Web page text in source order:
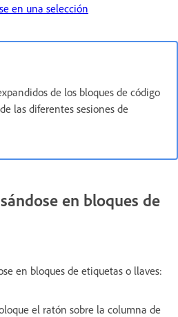
en una selección
de los bloques de código
las diferentes sesiones de
en bloques de
en bloques de etiquetas o llaves:
el ratón sobre la columna de